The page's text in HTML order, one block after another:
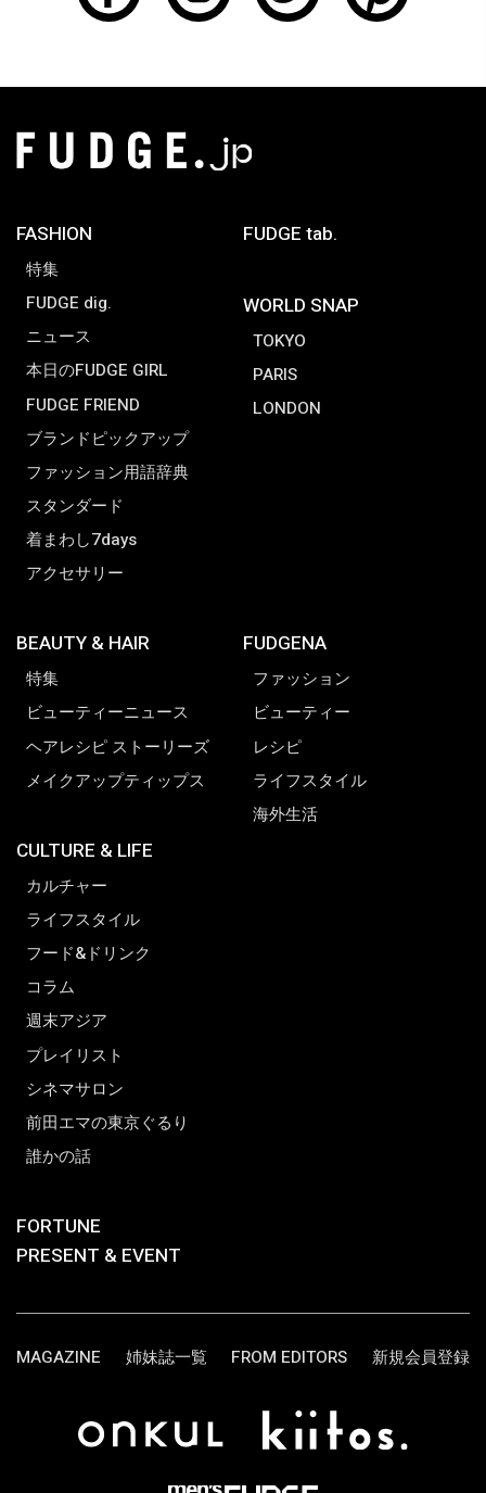
FASHION
特集
FUDGE dig.
ニュース
本日のFUDGE GIRL
FUDGE FRIEND
ブランドピックアップ
ファッション用語辞典
スタンダード
着まわし7days
アクセサリー
FUDGE tab.
WORLD SNAP
TOKYO
PARIS
LONDON
BEAUTY & HAIR
特集
ビューティーニュース
ヘアレシピ ストーリーズ
メイクアップティップス
CULTURE & LIFE
カルチャー
ライフスタイル
フード&ドリンク
コラム
週末アジア
プレイリスト
シネマサロン
前田エマの東京ぐるり
誰かの話
FUDGENA
ファッション
ビューティー
レシピ
ライフスタイル
海外生活
FORTUNE
PRESENT & EVENT
MAGAZINE 姉妹誌一覧 FROM EDITORS 新規会員登録